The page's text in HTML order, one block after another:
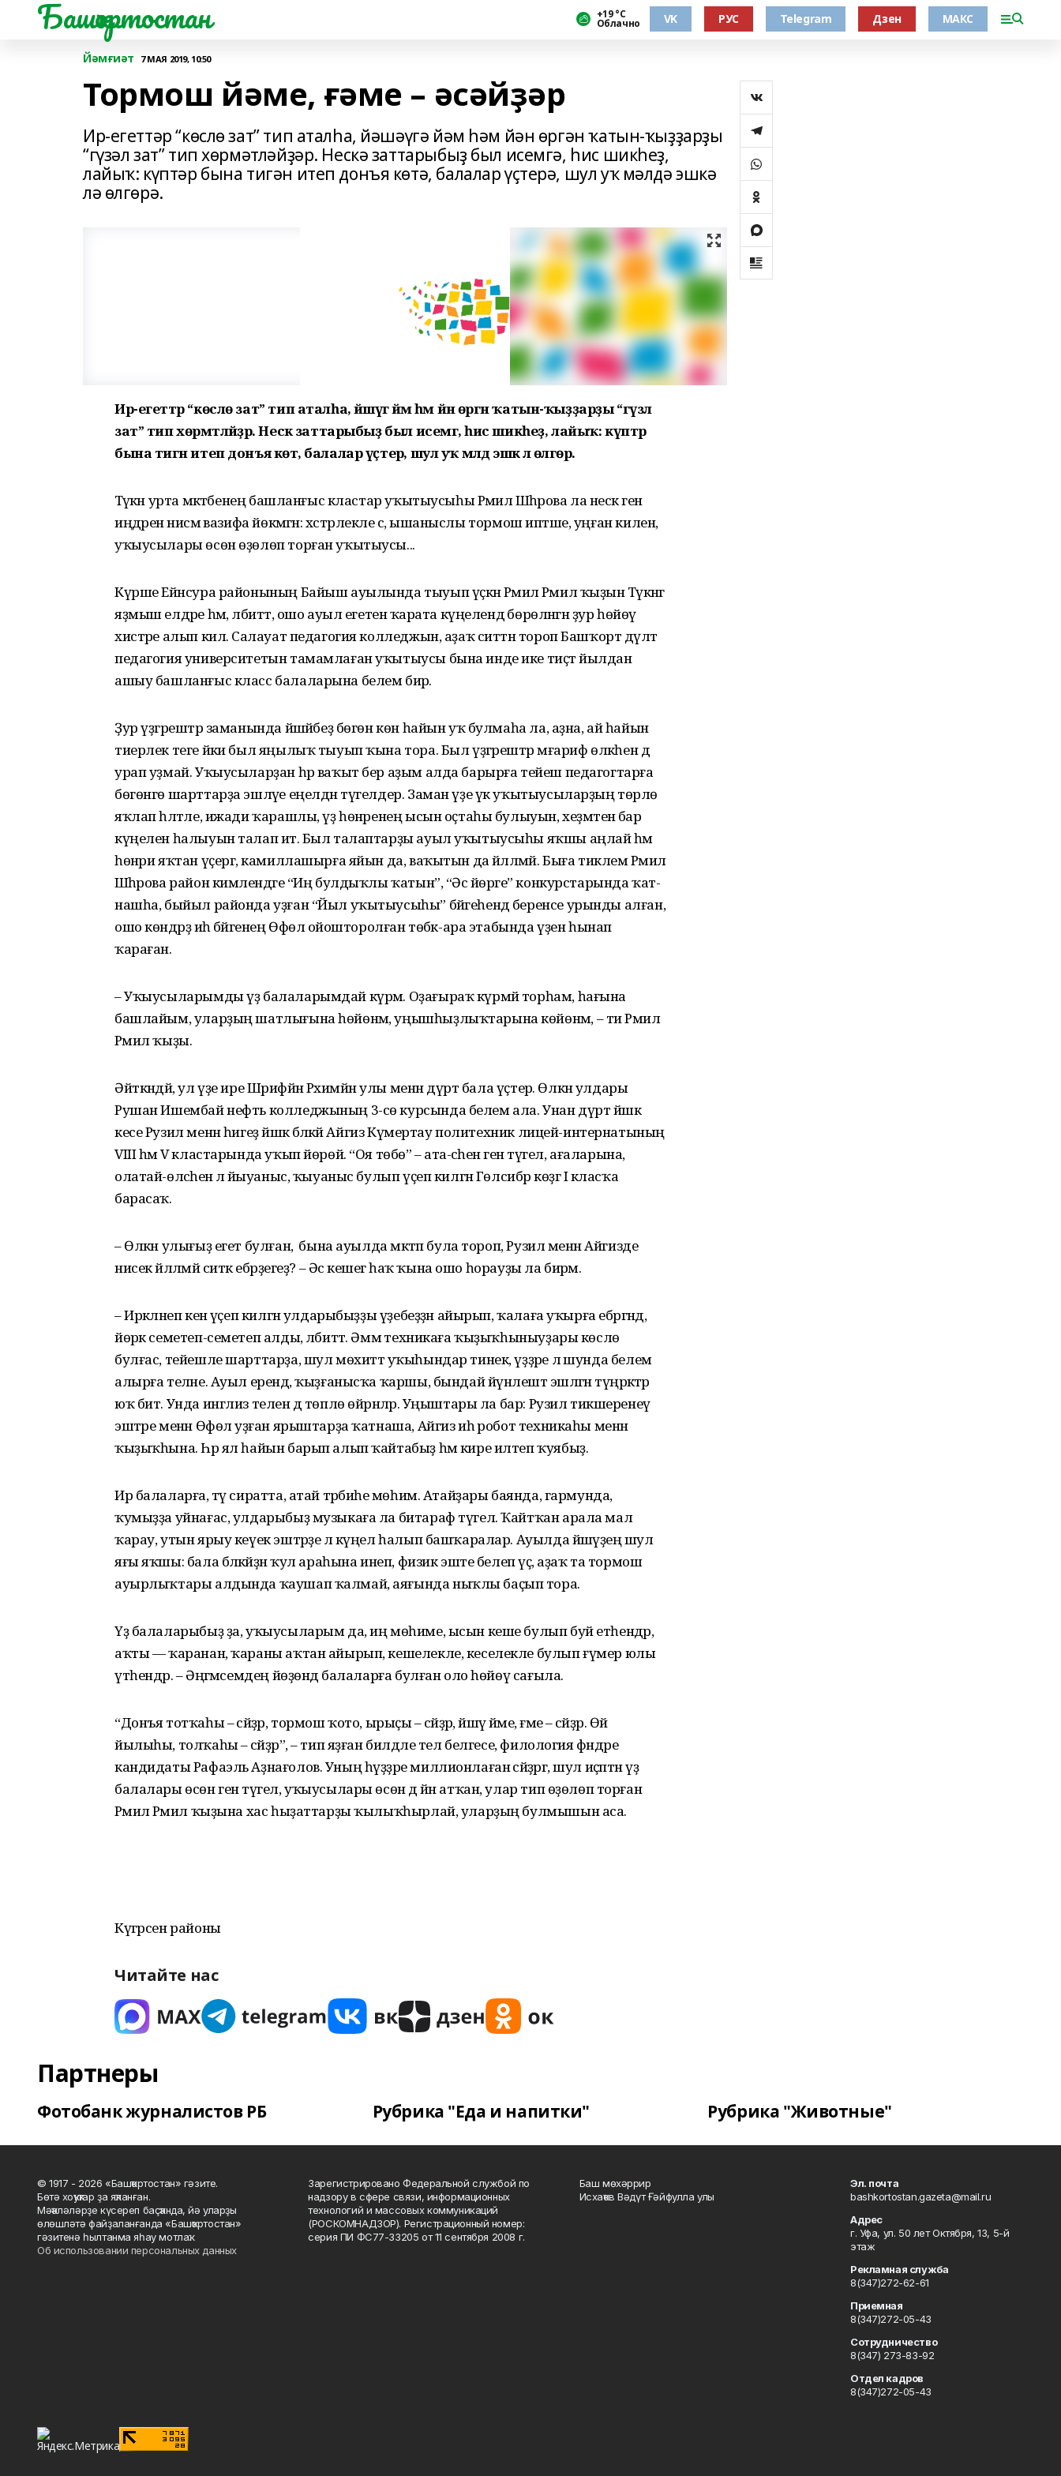
Башҡортостан +19 °С
Облачно VK РУС Telegram Дзен МАКС
Йәмғиәт 7 МАЯ 2019, 10:50
Тормош йәме, ғәме – әсәйҙәр
Ир-егеттәр “көслө зат” тип аталһа, йәшәүгә йәм һәм йән өргән ҡатын-ҡыҙҙарҙы
“гүзәл зат” тип хөрмәтләйҙәр. Нескә заттарыбыҙ был исемгә, һис шикһеҙ,
лайыҡ: күптәр бына тигән итеп донъя көтә, балалар үҫтерә, шул уҡ мәлдә эшкә
лә өлгөрә.
Ир-егеттәр “көслө зат” тип аталһа, йәшәүгә йәм һәм йән өргән ҡатын-ҡыҙҙарҙы “гүзәл
зат” тип хөрмәтләйҙәр. Нескә заттарыбыҙ был исемгә, һис шикһеҙ, лайыҡ: күптәр
бына тигән итеп донъя көтә, балалар үҫтерә, шул уҡ мәлдә эшкә лә өлгөрә.
Тәүәкән урта мәктәбенең башланғыс кластар уҡытыусыһы Рәмилә Шәһәрова ла нескә генә
иңдәренә нисәмә вазифа йөкмәгән: хәстәрлекле әсә, ышаныслы тормош иптәше, уңған килен,
уҡыу­сылары өсөн өҙөлөп торған уҡытыусы...
Күрше Ейәнсура районының Байыш ауылында тыуып үҫкән Рәмилә Рәмил ҡыҙын Тәүәкәнгә
яҙмыш елдәре һәм, әлбиттә, ошо ауыл егетенә ҡарата күңелендә бөрөләнгән ҙур һөйөү
хистәре алып килә. Салауат педагогия колледжын, аҙаҡ ситтән тороп Баш­ҡорт дәүләт
педагогия университетын тамамлаған уҡытыусы бына инде ике тиҫтә йылдан
ашыу баш­ланғыс класс балаларына белем бирә.
Ҙур үҙгәрештәр заманында йәшәйбеҙ бөгөн көн һайын уҡ булмаһа ла, аҙна, ай һайын
тиерлек теге йәки был яңылыҡ тыуып ҡына тора. Был үҙгәрештәр мәға­риф өлкәһен дә
урап уҙмай. Уҡыу­сыларҙан һәр ваҡыт бер аҙым алда барырға тейеш педагогтарға
бөгөнгө шарттарҙа эшләүе еңел­дән түгелдер. Заман үҙе үк уҡы­тыу­сыларҙың төрлө
яҡлап һә­ләт­ле, ижади ҡарашлы, үҙ һөнәренең ысын оҫтаһы булыуын, хеҙмәтенә бар
күңелен һалыуын талап итә. Был талаптарҙы ауыл уҡытыусыһы яҡшы аңлай һәм
һөнәри яҡтан үҫер­гә, камиллашырға яйын да, ваҡытын да йәлләмәй. Быға тиклем Рәмилә
Шәһәрова район кимәлендәге “Иң булдыҡлы ҡатын”, “Әсә йөрәге” конкурстарында ҡат­
нашһа, быйыл районда уҙған “Йыл уҡытыусыһы” бәйгеһендә беренсе урынды алған,
ошо көндәрҙә иһә бәйгенең Өфөлә ойошторолған төбәк-ара этабында үҙен һынап
ҡараған.
– Уҡыусыларымды үҙ балаларымдай күрәм. Оҙағыраҡ күрмәй торһам, һағына
башлайым, уларҙың шатлығына һөйөнәм, уңышһыҙлыҡтарына көйөнәм, – ти Рәмилә
Рәмил ҡыҙы.
Әйткәндәй, ул үҙе ире Шәриф­йән Рәхимйән улы менән дүрт бала үҫтерә. Өлкән улдары
Рушан Ишембай нефть колледжының 3-сө курсында белем ала. Унан дүрт йәшкә
кесе Рузил менән һигеҙ йәшкә бәләкәй Айгиз Күмертау политехник лицей-интернатының
VIII һәм V кластарында уҡып йөрөй. “Оя төбө” – ата-әсәһенә генә түгел, ағаларына,
олатай-өләсәһенә лә йыуаныс, ҡыуаныс булып үҫеп килгән Гөлсибәр көҙгә I класҡа
барасаҡ.
– Өлкән улығыҙ егет булған, ә бына ауылда мәктәп була тороп, Рузил менән Айгизде
нисек йәлләмәй ситкә ебәрҙегеҙ? – Әсә кешегә һаҡ ҡына ошо һорауҙы ла бирәм.
– Иркәләнеп кенә үҫеп килгән улдарыбыҙҙы үҙебеҙҙән айырып, ҡалаға уҡырға ебәргәндә,
йөрәк семетеп-семетеп алды, әлбиттә. Әммә техникаға ҡыҙыҡһыныуҙары көслө
булғас, тейешле шарттарҙа, шул мөхиттә уҡыһындар тинек, үҙҙәре лә шунда белем
алырға теләне. Ауыл ерендә, ҡыҙғанысҡа ҡаршы, бындай йүнәлештә эшләгән түңәрәктәр
юҡ бит. Унда инглиз телен дә төплө өйрәнәләр. Уңыштары ла бар: Рузил тикшеренеү
эштәре менән Өфөлә уҙған ярыштарҙа ҡатнаша, Айгиз иһә робот техникаһы менән
ҡыҙыҡһына. Һәр ял һайын барып алып ҡайтабыҙ һәм кире илтеп ҡуябыҙ.
Ир балаларға, тәү сиратта, атай тәрбиәһе мөһим. Атайҙары баянда, гармунда,
ҡумыҙҙа уйнағас, улдарыбыҙ музыкаға ла битараф түгел. Ҡайтҡан арала мал
ҡарау, утын ярыу кеүек эштәрҙе лә күңел һалып башҡаралар. Ауылда йәшәүҙең шул
яғы яҡшы: бала бәләкәйҙән ҡул араһына инеп, физик эште белеп үҫә, аҙаҡ та тормош
ауырлыҡтары алдында ҡаушап ҡалмай, аяғында ныҡлы баҫып тора.
Үҙ балаларыбыҙ ҙа, уҡыусы­ларым да, иң мөһиме, ысын кеше булып буй етһендәр,
аҡты — ҡаранан, ҡараны аҡтан айырып, кешелекле, кеселекле булып ғүмер юлы
үтһендәр. – Әңгәмәсемдең йөҙөндә балаларға булған оло һөйөү сағыла.
“Донъя тотҡаһы – әсәйҙәр, тормош ҡото, ырыҫы – әсәйҙәр, йәшәү йәме, ғәме – әсәйҙәр. Өй
йылыһы, толҡаһы – әсәйҙәр”, – тип яҙған билдәле тел белгесе, филология фәндәре
кандидаты Рафаэль Аҙнағолов. Уның һүҙҙәре миллион­лаған әсәйҙәргә, шул иҫәптән үҙ
балалары өсөн генә түгел, уҡыусылары өсөн дә йән атҡан, улар тип өҙөлөп торған
Рәмилә Рәмил ҡыҙына хас һыҙаттарҙы ҡылыҡһырлай, уларҙың булмышын аса.
Күгәрсен районы
Читайте нас
Партнеры
Фотобанк журналистов РБ Рубрика "Еда и напитки" Рубрика "Животные"
© 1917 - 2026 «Башҡортостан» гәзите.
Бөтә хоҡуҡтар ҙа яҡланған.
Мәҡәләләрҙе күсереп баҫҡанда, йә уларҙы
өлөшләтә файҙаланғанда «Башҡортостан»
гәзитенә һылтанма яһау мотлаҡ.
Об использовании персональных данных
Зарегистрировано Федеральной службой по
надзору в сфере связи, информационных
технологий и массовых коммуникаций
(РОСКОМНАДЗОР). Регистрационный номер:
серия ПИ ФС77-33205 от 11 сентября 2008 г.
Баш мөхәррир
Исхаҡов Вәдүт Ғәйфулла улы
Эл. почта
bashkortostan.gazeta@mail.ru
Адрес
г. Уфа, ул. 50 лет Октября, 13, 5-й
этаж
Рекламная служба
8(347)272-62-61
Приемная
8(347)272-05-43
Сотрудничество
8(347) 273-83-92
Отдел кадров
8(347)272-05-43